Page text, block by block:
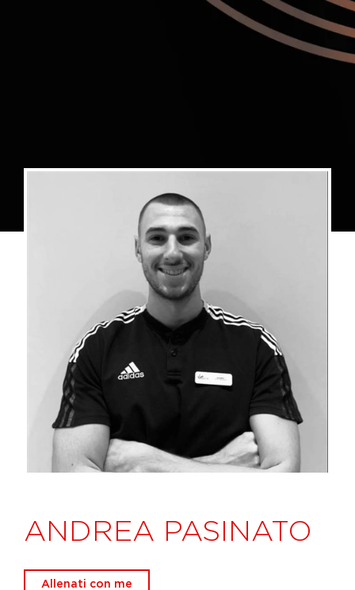
ANDREA PASINATO
Allenati con me